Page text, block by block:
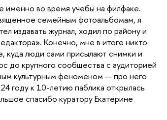
именно во время учебы на филфаке.
семейным фотоальбомам, я
издавать журнал, ходил по району и
Конечно, мне в итоге никто
куда люди сами присылают снимки и
до крупного сообщества с аудиторией
культурным феноменом — про него
году к 10-летию паблика открылась
спасибо куратору Екатерине